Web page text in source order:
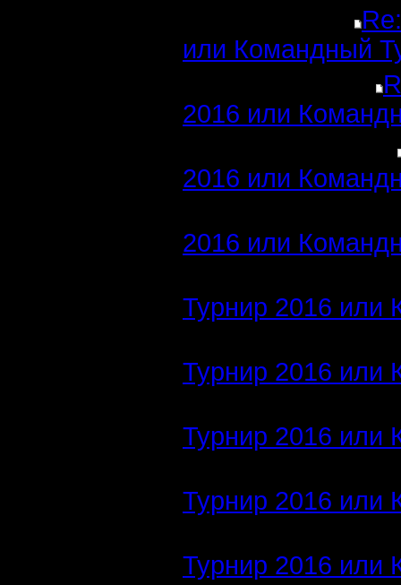
или Командный
2016 или
2016 или
2016 или
Турнир 2016 или
Турнир 2016 или
Турнир 2016 или
Турнир 2016 или
Турнир 2016 или